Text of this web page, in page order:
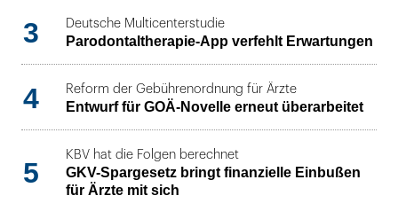
3 Deutsche Multicenterstudie
Parodontaltherapie-App verfehlt Erwartungen
4 Reform der Gebührenordnung für Ärzte
Entwurf für GOÄ-Novelle erneut überarbeitet
5
KBV hat die Folgen berechnet
GKV-Spargesetz bringt finanzielle Einbußen
für Ärzte mit sich